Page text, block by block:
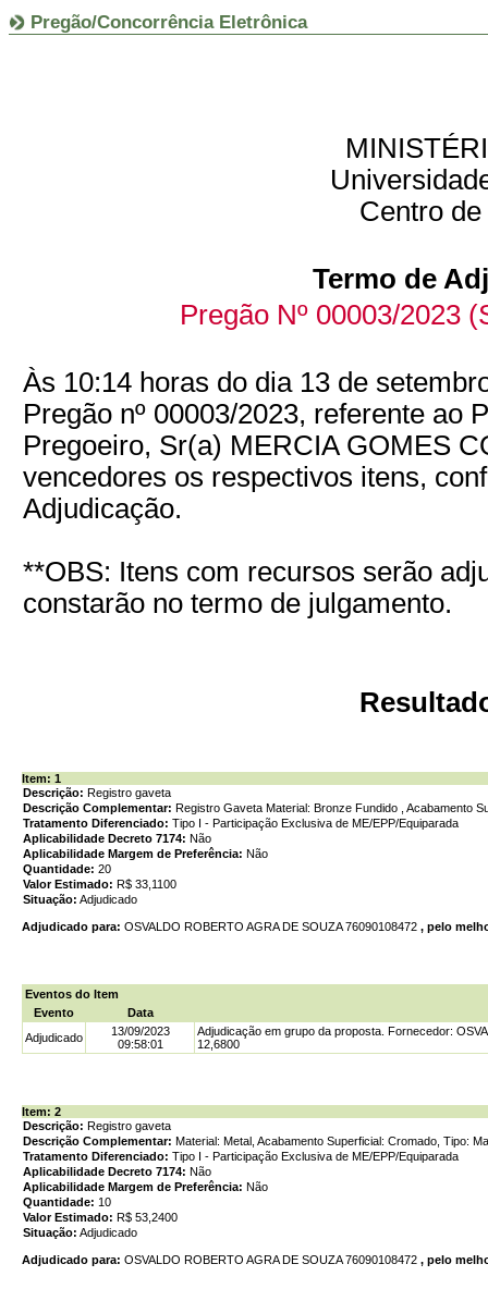
Pregão/Concorrência Eletrônica
Centro
Termo de
Pregão Nº 00003/2023
Às 10:14 horas do dia 13 de
Pregão nº 00003/2023, referente ao
Pregoeiro, Sr(a) MERCIA GOMES
vencedores os respectivos itens,
Adjudicação.
**OBS: Itens com recursos serão
constarão no termo de julgamento.
Item: 1
Descrição: Registro gaveta
Descrição Complementar: Registro Gaveta Material: Bronze Fundido , Acabamento
Tratamento Diferenciado: Tipo I - Participação Exclusiva de ME/EPP/Equiparada
Aplicabilidade Decreto 7174: Não
Aplicabilidade Margem de Preferência: Não
Quantidade: 20
Valor Estimado: R$ 33,1100
Situação: Adjudicado
Adjudicado para: OSVALDO ROBERTO AGRA DE SOUZA 76090108472 , pelo
Eventos do Item
Evento
Data
Adjudicado
13/09/2023
09:58:01
Adjudicação em grupo da proposta. Fornecedor:
12,6800
Item: 2
Descrição: Registro gaveta
Descrição Complementar: Material: Metal, Acabamento Superficial: Cromado, Tipo:
Tratamento Diferenciado: Tipo I - Participação Exclusiva de ME/EPP/Equiparada
Aplicabilidade Decreto 7174: Não
Aplicabilidade Margem de Preferência: Não
Quantidade: 10
Valor Estimado: R$ 53,2400
Situação: Adjudicado
Adjudicado para: OSVALDO ROBERTO AGRA DE SOUZA 76090108472 , pelo